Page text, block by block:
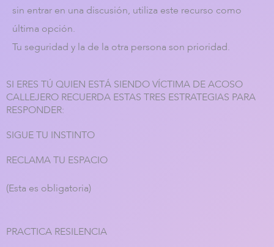
sin entrar en una discusión, utiliza este recurso como
última opción.
Tu seguridad y la de la otra persona son prioridad.
SI ERES TÚ QUIEN ESTÁ SIENDO VÍCTIMA DE ACOSO
CALLEJERO RECUERDA ESTAS TRES ESTRATEGIAS PARA
RESPONDER:
SIGUE TU INSTINTO
RECLAMA TU ESPACIO
(Esta es obligatoria)
PRACTICA RESILENCIA